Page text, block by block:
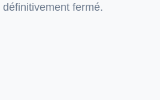
définitivement fermé.